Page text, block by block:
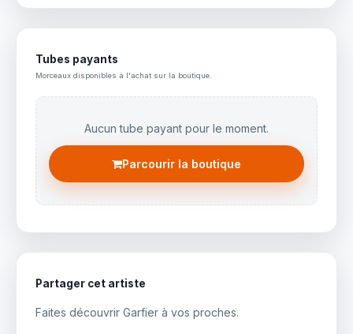
Tubes payants
Morceaux disponibles à l'achat sur la boutique.
Aucun tube payant pour le moment.
Parcourir la boutique
Partager cet artiste
Faites découvrir Garfier à vos proches.